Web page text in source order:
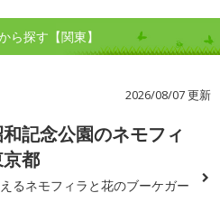
ら探す【関東】
2026/08/07 更新
記念公園のネモフィ
都
るネモフィラと花のブーケガー